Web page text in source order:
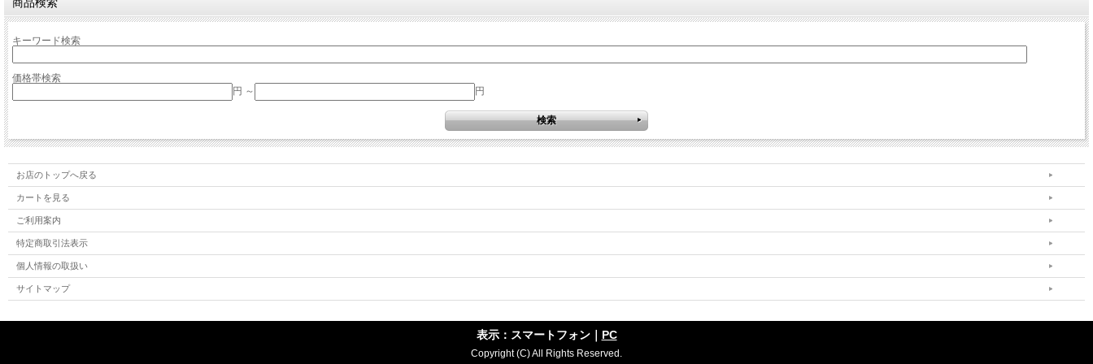
キーワード検索
価格帯検索
円 ～
円
お店のトップへ戻る
カートを見る
ご利用案内
特定商取引法表示
個人情報の取扱い
サイトマップ
表示：スマートフォン｜ PC
Copyright (C) All Rights Reserved.